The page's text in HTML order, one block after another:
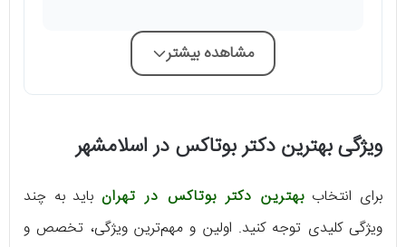
مشاهده بیشتر
ویژگی بهترین دکتر بوتاکس در اسلامشهر
برای انتخاببهترین دکتر بوتاکس در تهران باید به چند
ویژگی کلیدی توجه کنید. اولین و مهم‌ترین ویژگی، تخصص و